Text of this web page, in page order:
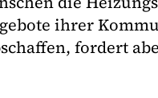
ihrer
fordert